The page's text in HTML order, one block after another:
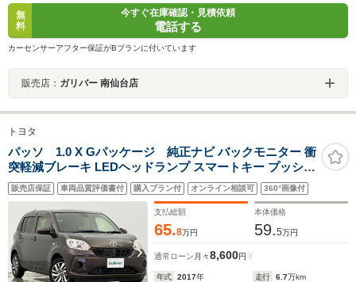
無
料
今すぐ在庫確認・見積依頼
電話する
カーセンサーアフター保証がBプランに付いています
販売店： ガリバー 南仙台店
トヨタ
パッソ 1.0 X Gパッケージ 純正ナビ バックモニター 衝
突軽減ブレーキ LEDヘッドランプ スマートキー プッシュ
スタート フルオートエアコン ETC Bluetoothオーディオ
純正14インチアルミホイール 禁煙車
販売店保証 車両品質評価書付 購入プラン付 オンライン相談可 360°画像付
支払総額
65.8万円
本体価格
59.5万円
通常ローン 月々8,600円
年式 2017年 走行 6.7万km